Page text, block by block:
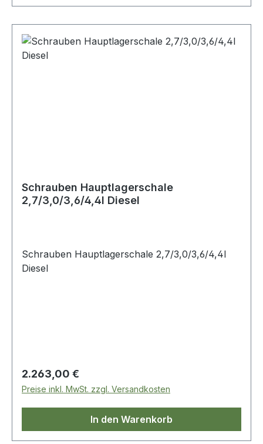
Schrauben Hauptlagerschale
2,7/3,0/3,6/4,4l Diesel
Schrauben Hauptlagerschale 2,7/3,0/3,6/4,4l
Diesel
Regulärer Preis:
2.263,00 €
Preise inkl. MwSt. zzgl. Versandkosten
In den Warenkorb